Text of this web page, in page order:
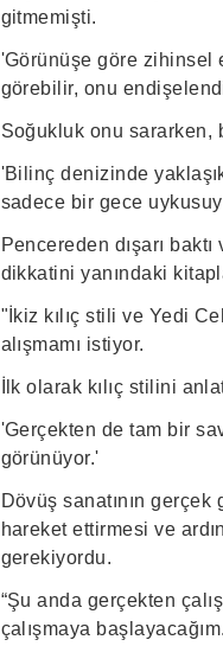
gitmemişti.
'Görünüşe göre zihinsel
görebilir, onu
Soğukluk onu sararken,
'Bilinç denizinde
sadece bir gece
Pencereden dışarı
dikkatini yanındaki
"İkiz kılıç stili ve Yedi
alışmamı istiyor.
İlk olarak kılıç stilini
'Gerçekten de tam bir
görünüyor.'
Dövüş sanatının
hareket ettirmesi ve
gerekiyordu.
“Şu anda gerçekten
çalışmaya başlayacağım.